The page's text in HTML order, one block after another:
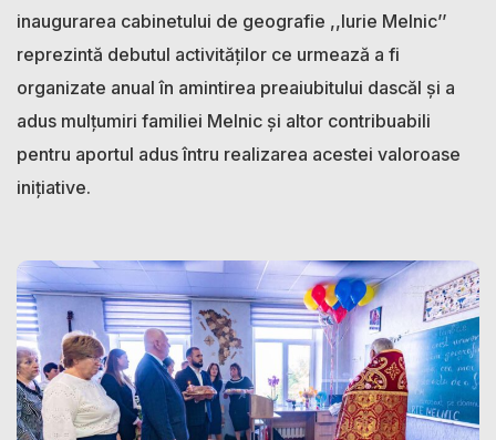
inaugurarea cabinetului de geografie ,,Iurie Melnic’’
reprezintă debutul activităților ce urmează a fi
organizate anual în amintirea preaiubitului dascăl și a
adus mulțumiri familiei Melnic și altor contribuabili
pentru aportul adus întru realizarea acestei valoroase
inițiative.